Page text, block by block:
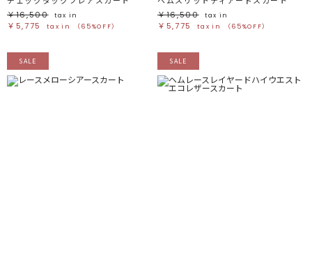
￥16,500
tax in
￥5,775 tax in （65%OFF）
￥16,500
tax in
￥5,775 tax in （65%OFF）
SALE SALE